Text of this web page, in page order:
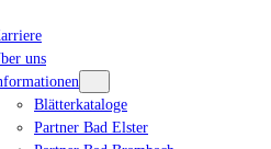
uns
Blätterkataloge
Partner Bad Elster